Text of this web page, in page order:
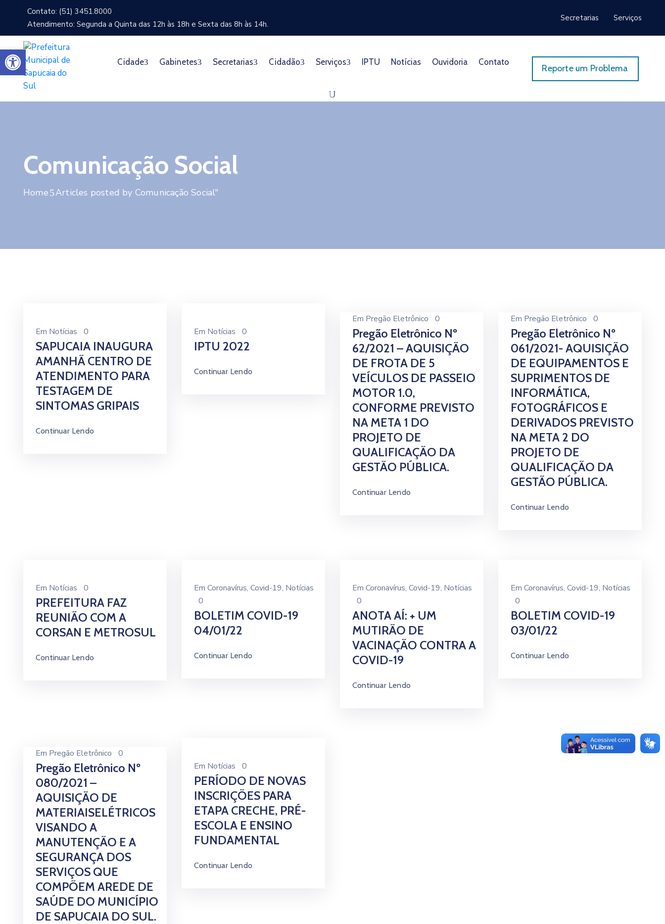
Contato: (51) 3451.8000
Atendimento: Segunda a Quinta das 12h às 18h e Sexta das 8h às 14h.
Secretarias Serviços
Cidade Gabinetes Secretarias Cidadão Serviços IPTU Notícias Ouvidoria Contato
Reporte um Problema
Comunicação Social
Home Articles posted by Comunicação Social"
Em Notícias 0
SAPUCAIA INAUGURA
AMANHÃ CENTRO DE
ATENDIMENTO PARA
TESTAGEM DE
SINTOMAS GRIPAIS
Continuar Lendo
Em Notícias 0
IPTU 2022
Continuar Lendo
Em Pregão Eletrônico 0
Pregão Eletrônico Nº
62/2021 – AQUISIÇÃO
DE FROTA DE 5
VEÍCULOS DE PASSEIO
MOTOR 1.0,
CONFORME PREVISTO
NA META 1 DO
PROJETO DE
QUALIFICAÇÃO DA
GESTÃO PÚBLICA.
Continuar Lendo
Em Pregão Eletrônico 0
Pregão Eletrônico Nº
061/2021- AQUISIÇÃO
DE EQUIPAMENTOS E
SUPRIMENTOS DE
INFORMÁTICA,
FOTOGRÁFICOS E
DERIVADOS PREVISTO
NA META 2 DO
PROJETO DE
QUALIFICAÇÃO DA
GESTÃO PÚBLICA.
Continuar Lendo
Em Notícias 0
PREFEITURA FAZ
REUNIÃO COM A
CORSAN E METROSUL
Continuar Lendo
Em Coronavírus‚ Covid-19‚ Notícias
0
BOLETIM COVID-19
04/01/22
Continuar Lendo
Em Coronavírus‚ Covid-19‚ Notícias
0
ANOTA AÍ: + UM
MUTIRÃO DE
VACINAÇÃO CONTRA A
COVID-19
Continuar Lendo
Em Coronavírus‚ Covid-19‚ Notícias
0
BOLETIM COVID-19
03/01/22
Continuar Lendo
Em Pregão Eletrônico 0
Pregão Eletrônico Nº
080/2021 –
AQUISIÇÃO DE
MATERIAISELÉTRICOS
VISANDO A
MANUTENÇÃO E A
SEGURANÇA DOS
SERVIÇOS QUE
COMPÕEM AREDE DE
SAÚDE DO MUNICÍPIO
DE SAPUCAIA DO SUL.
Em Notícias 0
PERÍODO DE NOVAS
INSCRIÇÕES PARA
ETAPA CRECHE, PRÉ-
ESCOLA E ENSINO
FUNDAMENTAL
Continuar Lendo
Abrir a barra de ferramentas